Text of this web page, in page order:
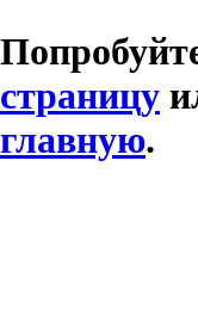
страницу
главную.